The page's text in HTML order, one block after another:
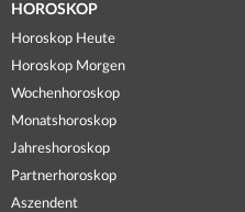
HOROSKOP
Horoskop Heute
Horoskop Morgen
Wochenhoroskop
Monatshoroskop
Jahreshoroskop
Partnerhoroskop
Aszendent